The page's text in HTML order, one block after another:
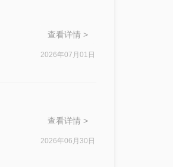
查看详情 >
2026年07月01日
查看详情 >
2026年06月30日